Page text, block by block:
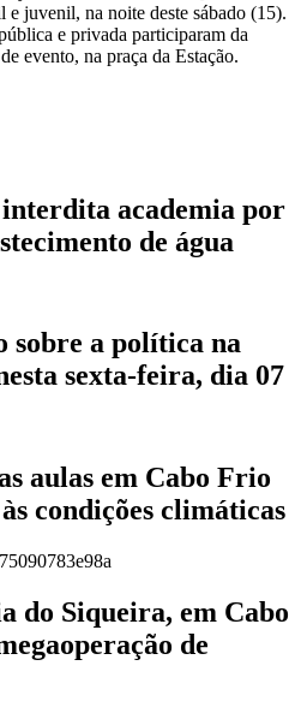
e juvenil, na noite deste sábado (15).
e privada participaram da
evento, na praça da Estação.
academia por
de água
sobre a política na
sexta-feira, dia 07
aulas em Cabo Frio
condições climáticas
do Siqueira, em Cabo
de